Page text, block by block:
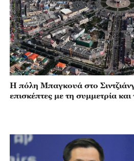
Η πόλη Μπαγκουά στο
επισκέπτες με τη συμμετρία και